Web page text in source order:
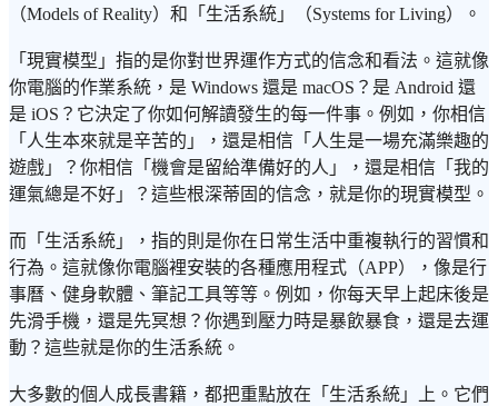
（Models of Reality）和「生活系統」（Systems for Living）。
「現實模型」指的是你對世界運作方式的信念和看法。這就像
你電腦的作業系統，是 Windows 還是 macOS？是 Android 還
是 iOS？它決定了你如何解讀發生的每一件事。例如，你相信
「人生本來就是辛苦的」，還是相信「人生是一場充滿樂趣的
遊戲」？你相信「機會是留給準備好的人」，還是相信「我的
運氣總是不好」？這些根深蒂固的信念，就是你的現實模型。
而「生活系統」，指的則是你在日常生活中重複執行的習慣和
行為。這就像你電腦裡安裝的各種應用程式（APP），像是行
事曆、健身軟體、筆記工具等等。例如，你每天早上起床後是
先滑手機，還是先冥想？你遇到壓力時是暴飲暴食，還是去運
動？這些就是你的生活系統。
大多數的個人成長書籍，都把重點放在「生活系統」上。它們